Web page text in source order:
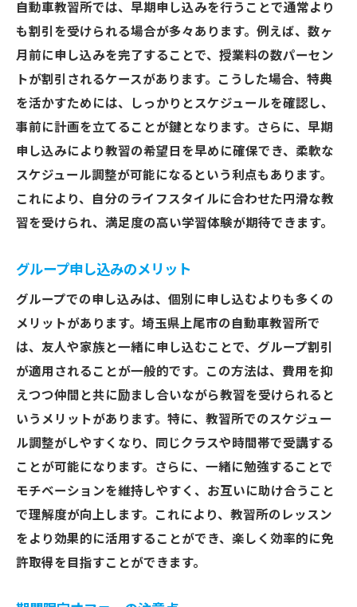
自動車教習所では、早期申し込みを行うことで通常より
も割引を受けられる場合が多々あります。例えば、数ヶ
月前に申し込みを完了することで、授業料の数パーセン
トが割引されるケースがあります。こうした場合、特典
を活かすためには、しっかりとスケジュールを確認し、
事前に計画を立てることが鍵となります。さらに、早期
申し込みにより教習の希望日を早めに確保でき、柔軟な
スケジュール調整が可能になるという利点もあります。
これにより、自分のライフスタイルに合わせた円滑な教
習を受けられ、満足度の高い学習体験が期待できます。
グループ申し込みのメリット
グループでの申し込みは、個別に申し込むよりも多くの
メリットがあります。埼玉県上尾市の自動車教習所で
は、友人や家族と一緒に申し込むことで、グループ割引
が適用されることが一般的です。この方法は、費用を抑
えつつ仲間と共に励まし合いながら教習を受けられると
いうメリットがあります。特に、教習所でのスケジュー
ル調整がしやすくなり、同じクラスや時間帯で受講する
ことが可能になります。さらに、一緒に勉強することで
モチベーションを維持しやすく、お互いに助け合うこと
で理解度が向上します。これにより、教習所のレッスン
をより効果的に活用することができ、楽しく効率的に免
許取得を目指すことができます。